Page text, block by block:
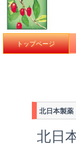
トップページ
北日本製
北日